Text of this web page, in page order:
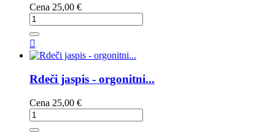
Cena 25,00 €

Rdeči jaspis - orgonitni...
Cena 25,00 €